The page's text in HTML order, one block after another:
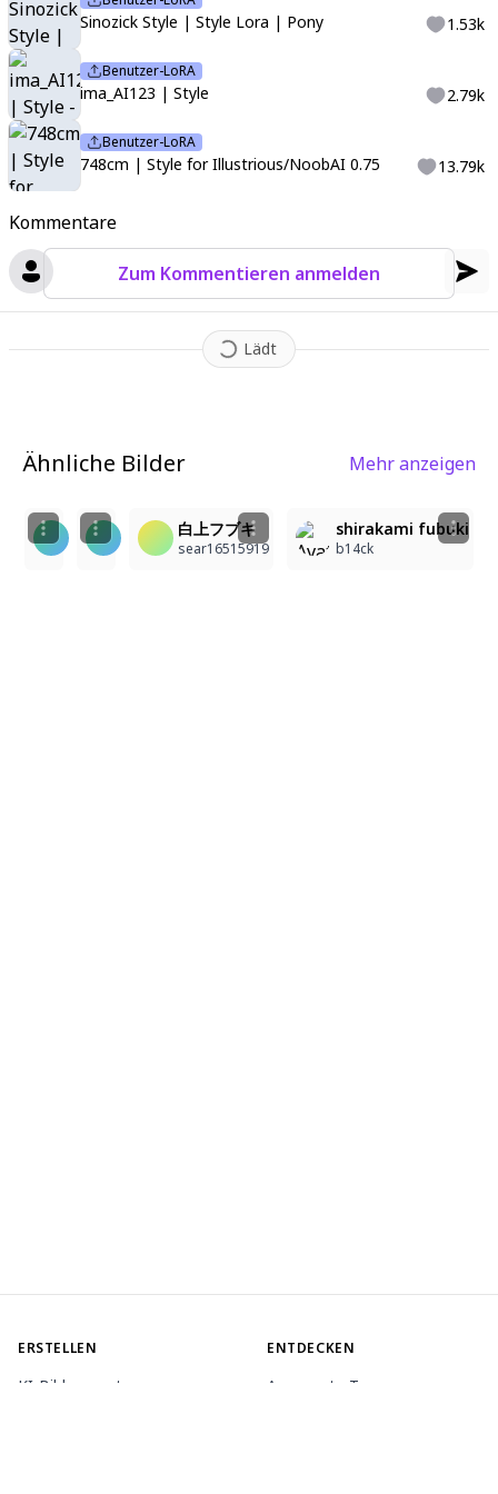
Kommentare
Zum Kommentieren anmelden
Lädt
Sinozick Style | Style Lora | Pony 1.53k
Benutzer-LoRA
ima_AI123 | Style 2.79k
Benutzer-LoRA
748cm | Style for Illustrious/NoobAI 0.75 13.79k
Ähnliche Bilder Mehr anzeigen
白上フブキ、元気いっぱい！
ASTRONOMY
shirakami fubuki, white hair, blue eyes, fox
Juna Daniell
白上フブキ
sear16515919
shirakami fubuki
b14ck
ERSTELLEN
KI-Bildgenerator
ENTDECKEN
Angesagte Tags